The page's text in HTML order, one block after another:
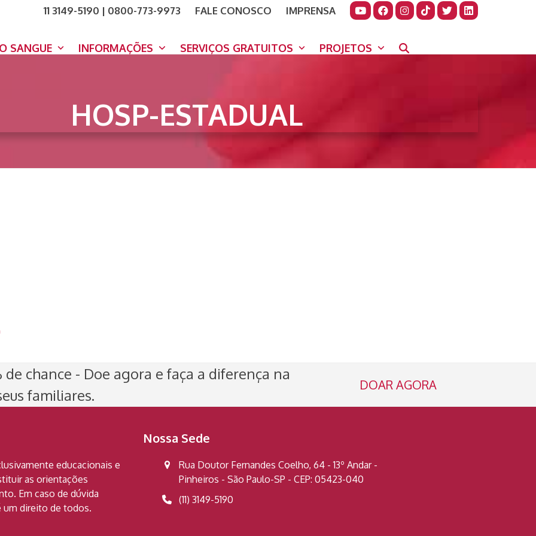
11 3149-5190 | 0800-773-9973 FALE CONOSCO
IMPRENSA
SANGUE INFORMAÇÕES SERVIÇOS GRATUITOS PROJETOS
HOSP-ESTADUAL
chance - Doe agora e faça a diferença na
familiares.
DOAR AGORA
educacionais e
as orientações
Em caso de dúvida
um direito de todos.
Nossa Sede
Rua Doutor Fernandes Coelho, 64 - 13º Andar -
Pinheiros - São Paulo-SP - CEP: 05423-040
(11) 3149-5190